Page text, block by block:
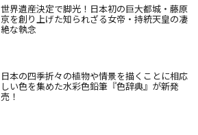
世界遺産決定で脚光！日本初の巨大都城・藤原
京を創り上げた知られざる女帝・持統天皇の凄
絶な執念
日本の四季折々の植物や情景を描くことに相応
しい色を集めた水彩色鉛筆『色辞典』が新発
売！